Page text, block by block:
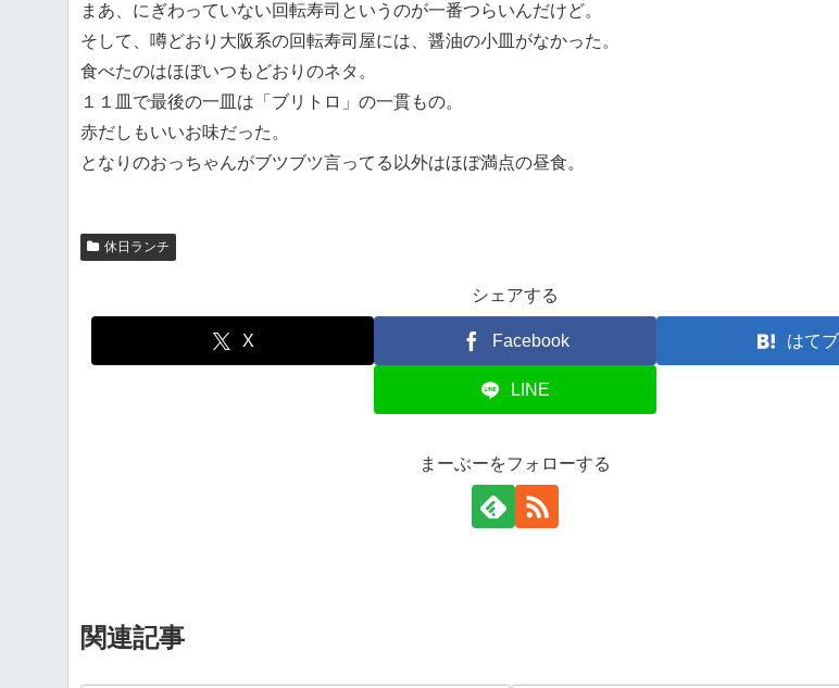
まあ、にぎわっていない回転寿司というのが一番つらいんだけど。
そして、噂どおり大阪系の回転寿司屋には、醤油の小皿がなかった。
食べたのはほぼいつもどおりのネタ。
１１皿で最後の一皿は「ブリトロ」の一貫もの。
赤だしもいいお味だった。
となりのおっちゃんがブツブツ言ってる以外はほぼ満点の昼食。
休日ランチ
シェアする
X Facebook はてブ
LINE
まーぶーをフォローする
関連記事